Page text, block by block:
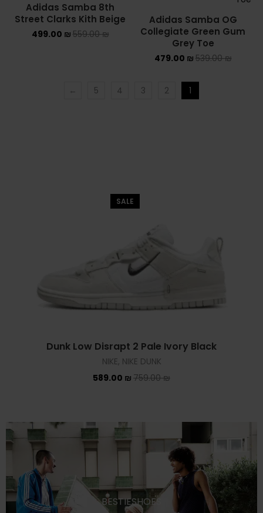
Adidas Samba OG
Collegiate Green Gum
Grey Toe
539.00₪
479.00 ₪
Adidas Samba 8th
Street Clarks Kith Beige
559.00₪
499.00 ₪
1
2
3
4
5
←
SALE
Dunk Low Disrapt 2 Pale Ivory Black
NIKE, NIKE DUNK
759.00₪
589.00 ₪
BESTIESHOES